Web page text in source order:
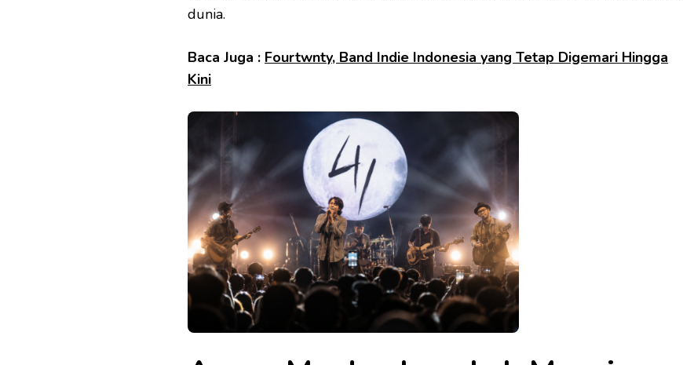
dunia.
Baca Juga : Fourtwnty, Band Indie Indonesia yang Tetap Digemari Hingga
Kini